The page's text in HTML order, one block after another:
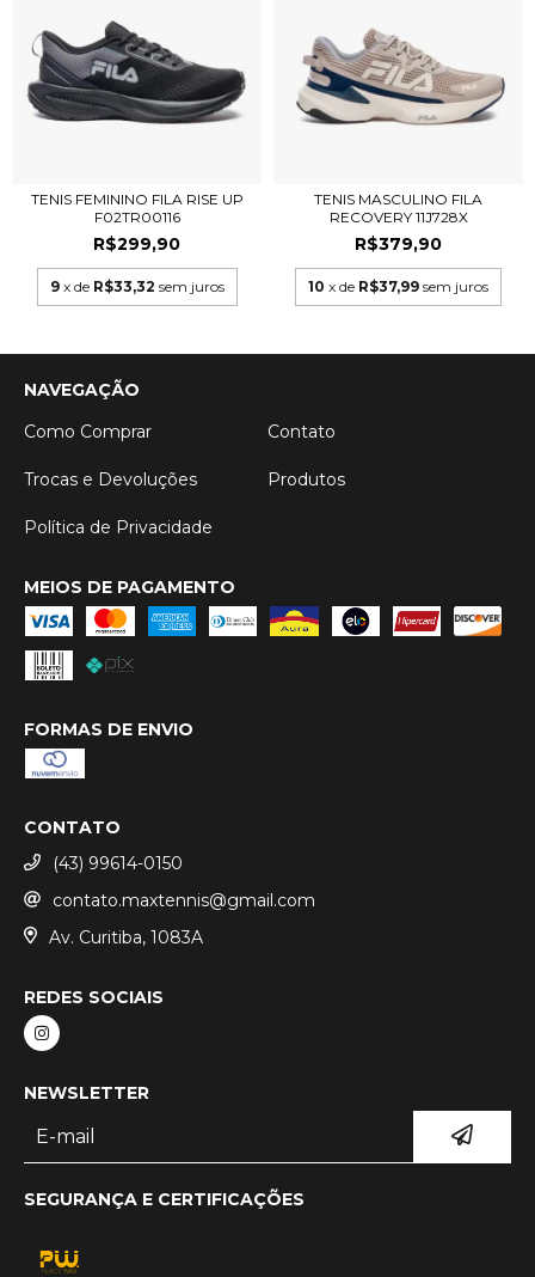
TENIS FEMININO FILA RISE UP
F02TR00116
R$299,90
9 x de R$33,32 sem juros
TENIS MASCULINO FILA
RECOVERY 11J728X
R$379,90
10 x de R$37,99 sem juros
NAVEGAÇÃO
Como Comprar
Contato
Trocas e Devoluções Produtos
Política de Privacidade
MEIOS DE PAGAMENTO
FORMAS DE ENVIO
CONTATO
(43) 99614-0150
contato.maxtennis@gmail.com
Av. Curitiba, 1083A
REDES SOCIAIS
NEWSLETTER
SEGURANÇA E CERTIFICAÇÕES